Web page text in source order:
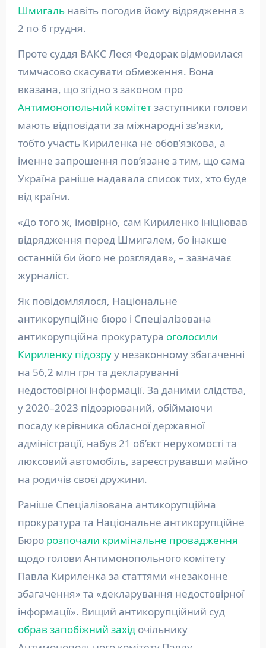
Шмигальнавіть погодив йому відрядження з
2 по 6 грудня.
Проте суддя ВАКС Леся Федорак відмовилася
тимчасово скасувати обмеження. Вона
вказана, що згідно з законом про
Антимонопольний комітетзаступники голови
мають відповідати за міжнародні зв’язки,
тобто участь Кириленка не обов’язкова, а
іменне запрошення пов’язане з тим, що сама
Україна раніше надавала список тих, хто буде
від країни.
«До того ж, імовірно, сам Кириленко ініціював
відрядження перед Шмигалем, бо інакше
останній би його не розглядав», – зазначає
журналіст.
Як повідомлялося, Національне
антикорупційне бюро і Спеціалізована
антикорупційна прокуратура оголосили
Кириленку підозруу незаконному збагаченні
на 56,2 млн грн та декларуванні
недостовірної інформації. За даними слідства,
у 2020–2023 підозрюваний, обіймаючи
посаду керівника обласної державної
адміністрації, набув 21 об’єкт нерухомості та
люксовий автомобіль, зареєструвавши майно
на родичів своєї дружини.
Раніше Спеціалізована антикорупційна
прокуратура та Національне антикорупційне
Бюро розпочали кримінальне провадження
щодо голови Антимонопольного комітету
Павла Кириленка за статтями «незаконне
збагачення» та «декларування недостовірної
інформації». Вищий антикорупційний суд
обрав запобіжний західочільнику